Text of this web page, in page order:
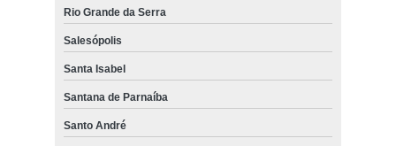
Rio Grande da Serra
Salesópolis
Santa Isabel
Santana de Parnaíba
Santo André